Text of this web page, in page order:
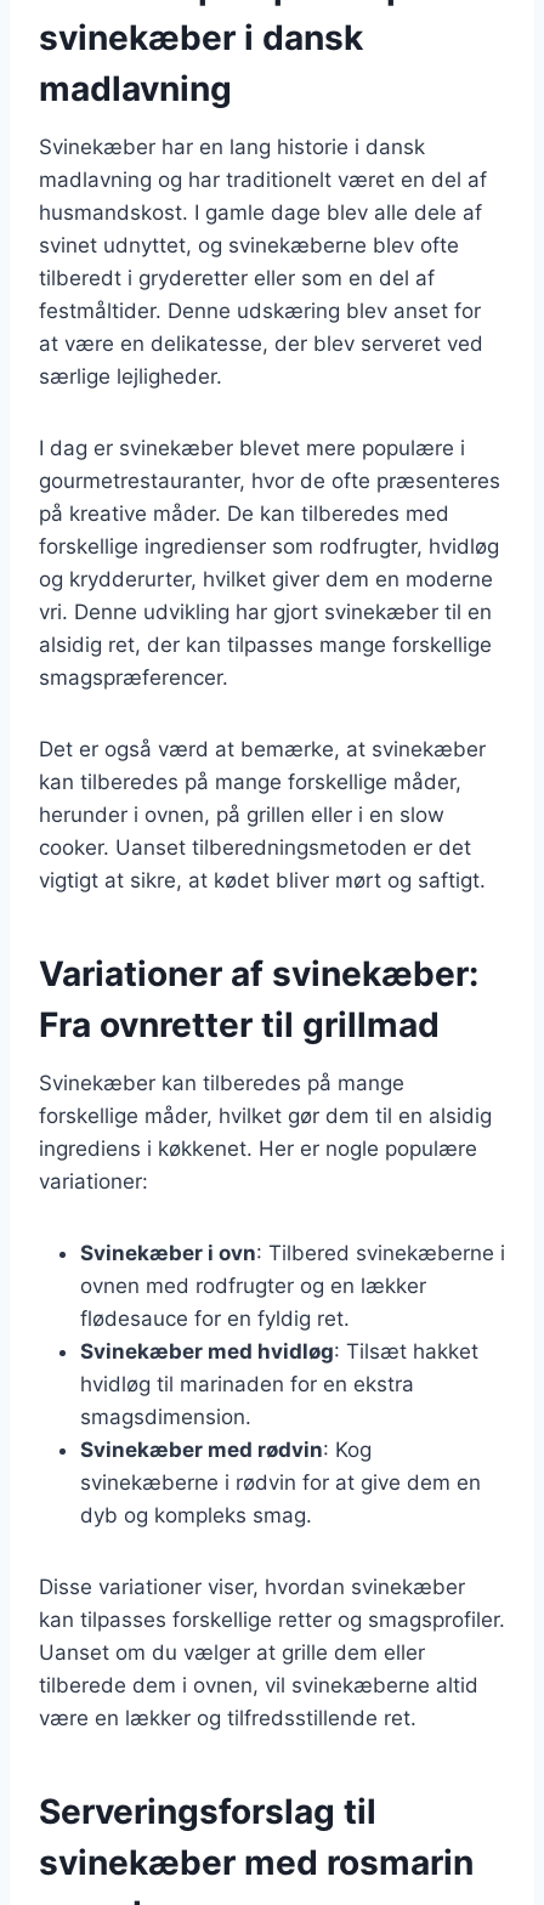
svinekæber i dansk
madlavning
Svinekæber har en lang historie i dansk
madlavning og har traditionelt været en del af
husmandskost. I gamle dage blev alle dele af
svinet udnyttet, og svinekæberne blev ofte
tilberedt i gryderetter eller som en del af
festmåltider. Denne udskæring blev anset for
at være en delikatesse, der blev serveret ved
særlige lejligheder.
I dag er svinekæber blevet mere populære i
gourmetrestauranter, hvor de ofte præsenteres
på kreative måder. De kan tilberedes med
forskellige ingredienser som rodfrugter, hvidløg
og krydderurter, hvilket giver dem en moderne
vri. Denne udvikling har gjort svinekæber til en
alsidig ret, der kan tilpasses mange forskellige
smagspræferencer.
Det er også værd at bemærke, at svinekæber
kan tilberedes på mange forskellige måder,
herunder i ovnen, på grillen eller i en slow
cooker. Uanset tilberedningsmetoden er det
vigtigt at sikre, at kødet bliver mørt og saftigt.
Variationer af svinekæber:
Fra ovnretter til grillmad
Svinekæber kan tilberedes på mange
forskellige måder, hvilket gør dem til en alsidig
ingrediens i køkkenet. Her er nogle populære
variationer:
Svinekæber i ovn: Tilbered svinekæberne i
ovnen med rodfrugter og en lækker
flødesauce for en fyldig ret.
Svinekæber med hvidløg: Tilsæt hakket
hvidløg til marinaden for en ekstra
smagsdimension.
Svinekæber med rødvin: Kog
svinekæberne i rødvin for at give dem en
dyb og kompleks smag.
Disse variationer viser, hvordan svinekæber
kan tilpasses forskellige retter og smagsprofiler.
Uanset om du vælger at grille dem eller
tilberede dem i ovnen, vil svinekæberne altid
være en lækker og tilfredsstillende ret.
Serveringsforslag til
svinekæber med rosmarin